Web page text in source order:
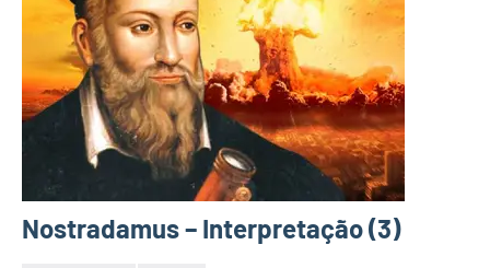
Nostradamus – Interpretação (3)